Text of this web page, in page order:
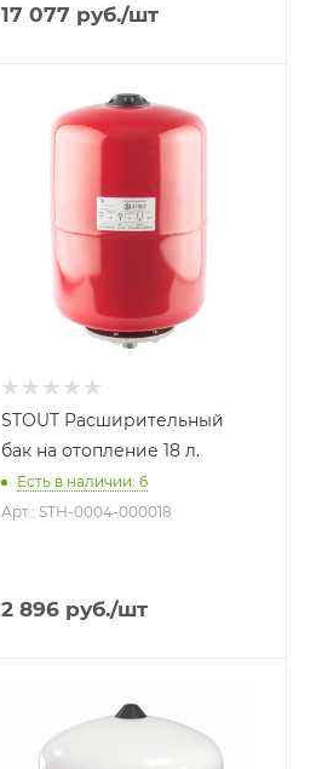
17 077 руб./шт
Объем бака, литров
Присоединение бака
Гарантийный срок
STOUT Расширительный
бак на отопление 18 л.
Есть в наличии: 6
Арт.: STH-0004-000018
2 896 руб./шт
Назначение бака